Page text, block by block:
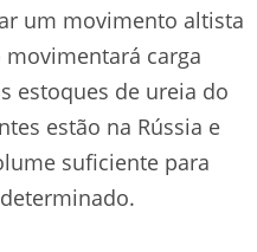
um movimento altista
movimentará carga
estoques de ureia do
estão na Rússia e
suficiente para